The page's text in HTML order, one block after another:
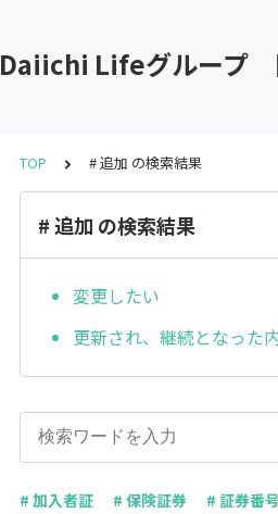
Daiichi Lifeグループ
TOP # 追加 の検索結果
# 追加 の検索結果
変更したい
更新され、継続となった
# 加入者証 # 保険証券 # 証券番号